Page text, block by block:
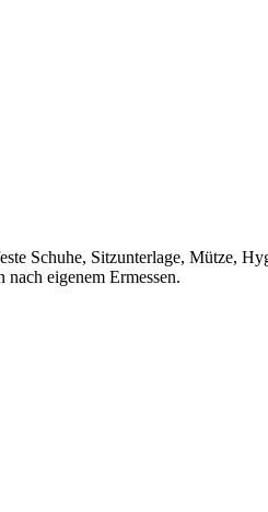
Schuhe, Sitzunterlage, Mütze,
eigenem Ermessen.